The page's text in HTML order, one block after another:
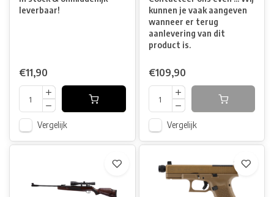
leverbaar!
€11,90
Vergelijk
kunnen je vaak aangeven
wanneer er terug
aanlevering van dit
product is.
€109,90
Vergelijk